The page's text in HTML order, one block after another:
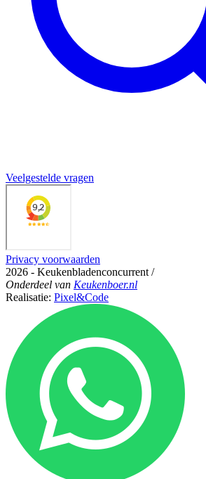
Veelgestelde vragen
Privacy voorwaarden
2026 - Keukenbladenconcurrent /
Onderdeel van Keukenboer.nl
Realisatie: Pixel&Code